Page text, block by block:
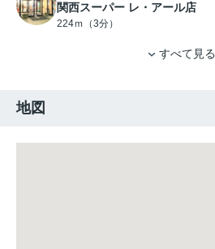
関西スーパー レ・アール店
224ｍ（3分）
すべて見る
地図